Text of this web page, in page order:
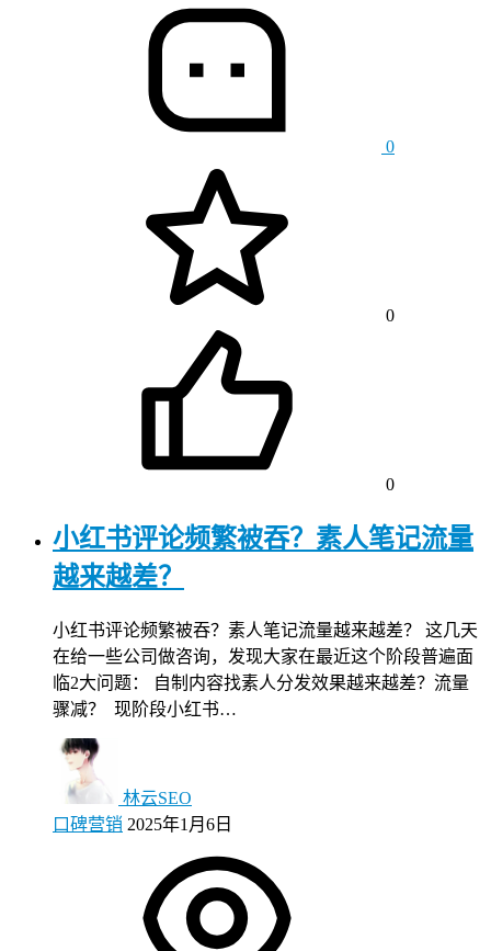
0
0
0
小红书评论频繁被吞？素人笔记流量
越来越差？
小红书评论频繁被吞？素人笔记流量越来越差？ 这几天
在给一些公司做咨询，发现大家在最近这个阶段普遍面
临2大问题： 自制内容找素人分发效果越来越差？流量
骤减？ 现阶段小红书…
林云SEO
口碑营销 2025年1月6日